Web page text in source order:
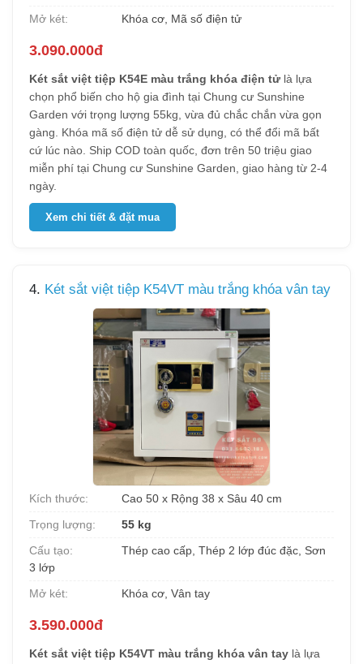
Mở két: Khóa cơ, Mã số điện tử
3.090.000đ
Két sắt việt tiệp K54E màu trắng khóa điện tửlà lựa
chọn phổ biến cho hộ gia đình tại Chung cư Sunshine
Garden với trọng lượng 55kg, vừa đủ chắc chắn vừa gọn
gàng. Khóa mã số điện tử dễ sử dụng, có thể đổi mã bất
cứ lúc nào. Ship COD toàn quốc, đơn trên 50 triệu giao
miễn phí tại Chung cư Sunshine Garden, giao hàng từ 2-4
ngày.
Xem chi tiết & đặt mua
4. Két sắt việt tiệp K54VT màu trắng khóa vân tay
Kích thước:
Cao 50 x Rộng 38 x Sâu 40 cm
Trọng lượng:
55 kg
Cấu tạo:
Thép cao cấp, Thép 2 lớp đúc đặc, Sơn
3 lớp
Mở két:
Khóa cơ, Vân tay
3.590.000đ
Két sắt việt tiệp K54VT màu trắng khóa vân tay là lựa